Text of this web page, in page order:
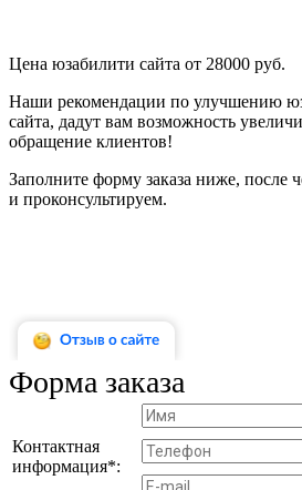
Цена юзабилити сайта от 28000 руб.
Наши рекомендации по улучшению
сайта, дадут вам возможность
обращение клиентов!
Заполните форму заказа ниже, после
и проконсультируем.
Форма заказа
Контактная
информация*: